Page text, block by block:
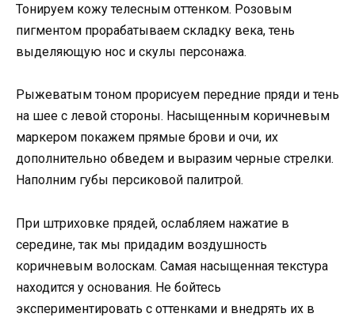
Тонируем кожу телесным оттенком. Розовым
пигментом прорабатываем складку века, тень
выделяющую нос и скулы персонажа.
Рыжеватым тоном прорисуем передние пряди и тень
на шее с левой стороны. Насыщенным коричневым
маркером покажем прямые брови и очи, их
дополнительно обведем и выразим черные стрелки.
Наполним губы персиковой палитрой.
При штриховке прядей, ослабляем нажатие в
середине, так мы придадим воздушность
коричневым волоскам. Самая насыщенная текстура
находится у основания. Не бойтесь
экспериментировать с оттенками и внедрять их в